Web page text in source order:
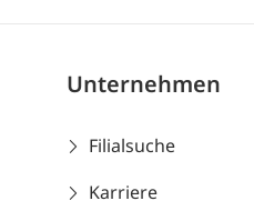
Unternehmen
Filialsuche
Karriere